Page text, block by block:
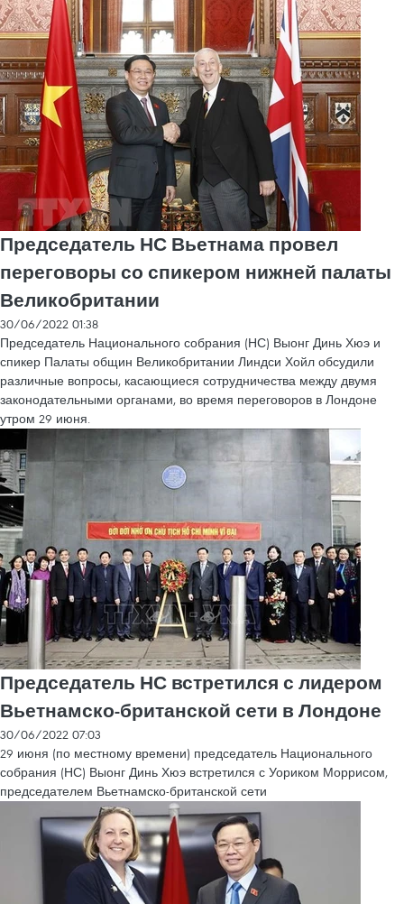
Председатель НС Вьетнама провел
переговоры со спикером нижней палаты
Великобритании
30/06/2022 01:38
Председатель Национального собрания (НС) Выонг Динь Хюэ и
спикер Палаты общин Великобритании Линдси Хойл обсудили
различные вопросы, касающиеся сотрудничества между двумя
законодательными органами, во время переговоров в Лондоне
утром 29 июня.
Председатель НС встретился с лидером
Вьетнамско-британской сети в Лондоне
30/06/2022 07:03
29 июня (по местному времени) председатель Национального
собрания (НС) Выонг Динь Хюэ встретился с Уориком Моррисом,
председателем Вьетнамско-британской сети